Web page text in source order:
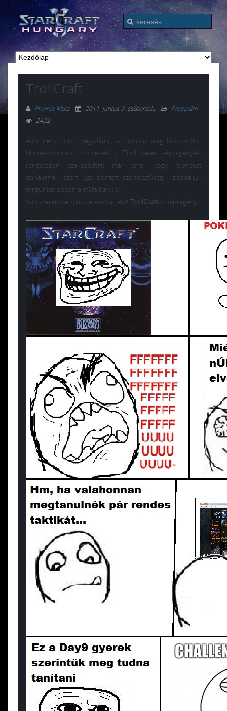
TrollCraft
Promie Motz 2011. június 9. csütörtök.
Facepalm
2422
Amit nem tudsz megállítani, azt tanuld meg kihasználni.
Mindenhonnan özönlenek a Trollface-es képregények,
rengetegen szakosodtak már erre, hogy ilyeneket
csináljanak, ezért, úgy döntött szerkesztőség, kipróbáljuk
magunkat ebben a műfajban (is).
Van szerencsém közzétenni az első TrollCraftos képregényt: